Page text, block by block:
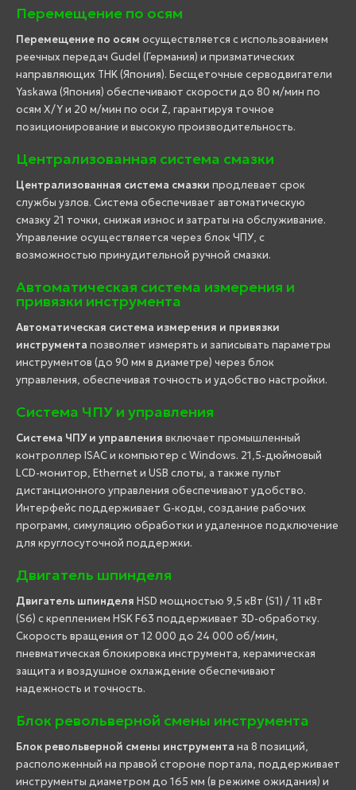
Перемещение по осям
Перемещение по осям осуществляется с использованием
реечных передач Gudel (Германия) и призматических
направляющих THK (Япония). Бесщеточные серводвигатели
Yaskawa (Япония) обеспечивают скорости до 80 м/мин по
осям X/Y и 20 м/мин по оси Z, гарантируя точное
позиционирование и высокую производительность.
Централизованная система смазки
Централизованная система смазки продлевает срок
службы узлов. Система обеспечивает автоматическую
смазку 21 точки, снижая износ и затраты на обслуживание.
Управление осуществляется через блок ЧПУ, с
возможностью принудительной ручной смазки.
Автоматическая система измерения и
привязки инструмента
Автоматическая система измерения и привязки
инструмента позволяет измерять и записывать параметры
инструментов (до 90 мм в диаметре) через блок
управления, обеспечивая точность и удобство настройки.
Система ЧПУ и управления
Система ЧПУ и управления включает промышленный
контроллер ISAC и компьютер с Windows. 21,5-дюймовый
LCD-монитор, Ethernet и USB слоты, а также пульт
дистанционного управления обеспечивают удобство.
Интерфейс поддерживает G-коды, создание рабочих
программ, симуляцию обработки и удаленное подключение
для круглосуточной поддержки.
Двигатель шпинделя
Двигатель шпинделя HSD мощностью 9,5 кВт (S1) / 11 кВт
(S6) с креплением HSK F63 поддерживает 3D-обработку.
Скорость вращения от 12 000 до 24 000 об/мин,
пневматическая блокировка инструмента, керамическая
защита и воздушное охлаждение обеспечивают
надежность и точность.
Блок револьверной смены инструмента
Блок револьверной смены инструмента на 8 позиций,
расположенный на правой стороне портала, поддерживает
инструменты диаметром до 165 мм (в режиме ожидания) и